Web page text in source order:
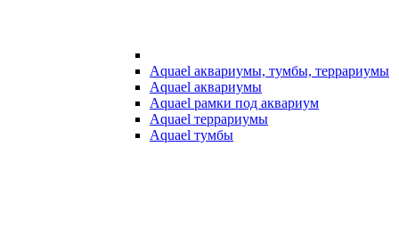
Aquael аквариумы, тумбы, террариумы
Aquael аквариумы
Aquael рамки под аквариум
Aquael террариумы
Aquael тумбы